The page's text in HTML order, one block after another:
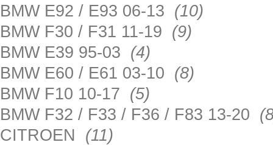
BMW E92 / E93 06-13 (10)
BMW F30 / F31 11-19 (9)
BMW E39 95-03 (4)
BMW E60 / E61 03-10 (8)
BMW F10 10-17 (5)
BMW F32 / F33 / F36 / F83 13-20
CITROEN (11)